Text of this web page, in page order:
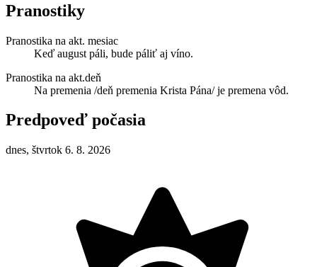
Pranostiky
Pranostika na akt. mesiac
Keď august páli, bude páliť aj víno.
Pranostika na akt.deň
Na premenia /deň premenia Krista Pána/ je premena vôd.
Predpoveď počasia
dnes, štvrtok 6. 8. 2026